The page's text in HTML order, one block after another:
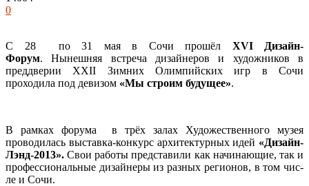
0
С 28 по 31 мая в Сочи прошёл XVI Дизайн-
Форум. Нынешняя встреча дизайнеров и художников в
преддверии XXII Зимних Олимпийских игр в Сочи
проходила под девизом «Мы строим будущее».
В рамках форума в трёх за­лах Ху­до­жес­твен­но­го му­зея
проводилась выставка-конкурс архитектурных идей «Дизайн-
Лэнд-2013». Свои ра­бо­ты представили как на­чи­на­ющие, так и
професси­ональ­ные ди­зай­не­ры из раз­ных ре­ги­онов, в том чис­
ле и Со­чи.